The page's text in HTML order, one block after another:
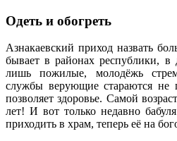
Одеть и обогреть
Азнакаевский приход назвать
бывает в районах республики, в
лишь пожилые, молодёжь
службы верующие стараются не
позволяет здоровье. Самой
лет! И вот только недавно
приходить в храм, теперь её на